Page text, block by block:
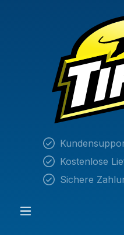
Kostenlose
Sichere